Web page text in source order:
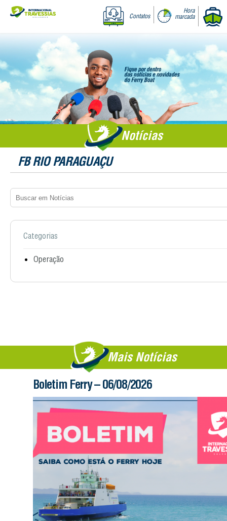
Contatos
Hora
marcada
Notícias
FB RIO PARAGUAÇU
Categorias
Operação
Mais Notícias
Boletim Ferry – 06/08/2026